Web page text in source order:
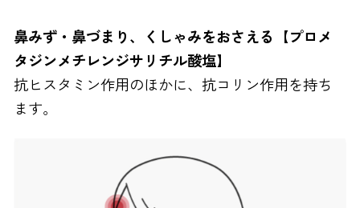
鼻みず・鼻づまり、くしゃみをおさえる【プロメ
タジンメチレンジサリチル酸塩】
抗ヒスタミン作用のほかに、抗コリン作用を持ち
ます。